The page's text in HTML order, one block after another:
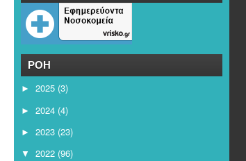
ΡΟΗ
► 2025 (3)
► 2024 (4)
► 2023 (23)
▼ 2022 (96)